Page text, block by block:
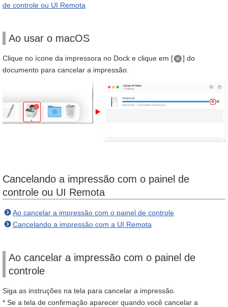
de controle ou UI Remota
Ao usar o macOS
Clique no ícone da impressora no Dock e clique em [
] do
documento para cancelar a impressão.
Cancelando a impressão com o painel de
controle ou UI Remota
Ao cancelar a impressão com o painel de controle
Cancelando a impressão com a UI Remota
Ao cancelar a impressão com o painel de
controle
Siga as instruções na tela para cancelar a impressão.
* Se a tela de confirmação aparecer quando você cancelar a